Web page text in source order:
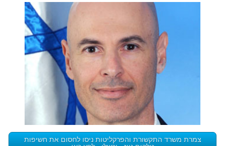
צמרת משרד התקשורת והפרקליטות ניסו לחסום את חשיפות